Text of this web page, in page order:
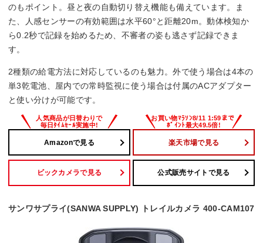
幅x高さx奥行
74.6x43x104 mm
のもポイント。昼と夜の自動切り替え機能も備えています。ま
た、人感センサーの有効範囲は水平60°と距離20m。動体検知か
ら0.2秒で記録を始めるため、不審者の姿も逃さず記録できま
す。
2種類の給電方法に対応しているのも魅力。外で使う場合は4本の
単3乾電池、屋内での常時監視に使う場合は付属のACアダプター
と使い分けが可能です。
Amazonで見る 楽天市場で見る
ビックカメラで見る 公式販売サイトで見る
サンワサプライ(SANWA SUPPLY) トレイルカメラ 400-CAM107